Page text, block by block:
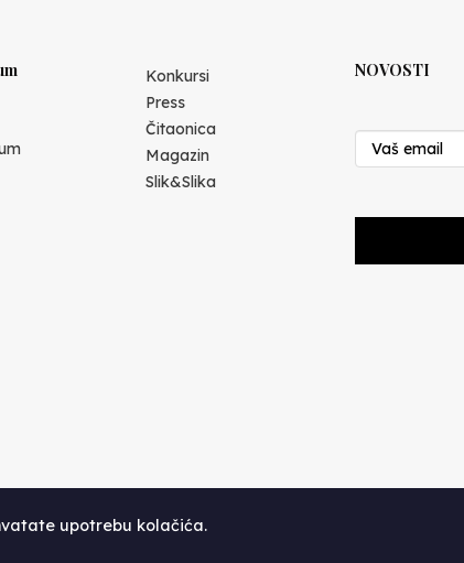
Konkursi
Press
Čitaonica
Magazin
Slik&Slika
NOVOSTI
upotrebu kolačića.